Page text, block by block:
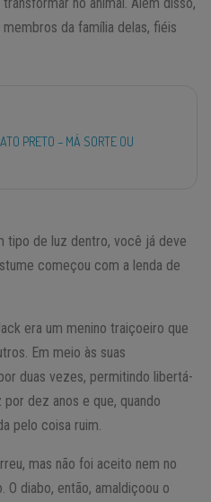
da família delas, fiéis
PRETO – MÁ SORTE OU
tipo de luz dentro, você já deve
começou com a lenda de
era um menino traiçoeiro que
Em meio às suas
duas vezes, permitindo libertá-
dez anos e que, quando
pelo coisa ruim.
mas não foi aceito nem no
O diabo, então, amaldiçoou o